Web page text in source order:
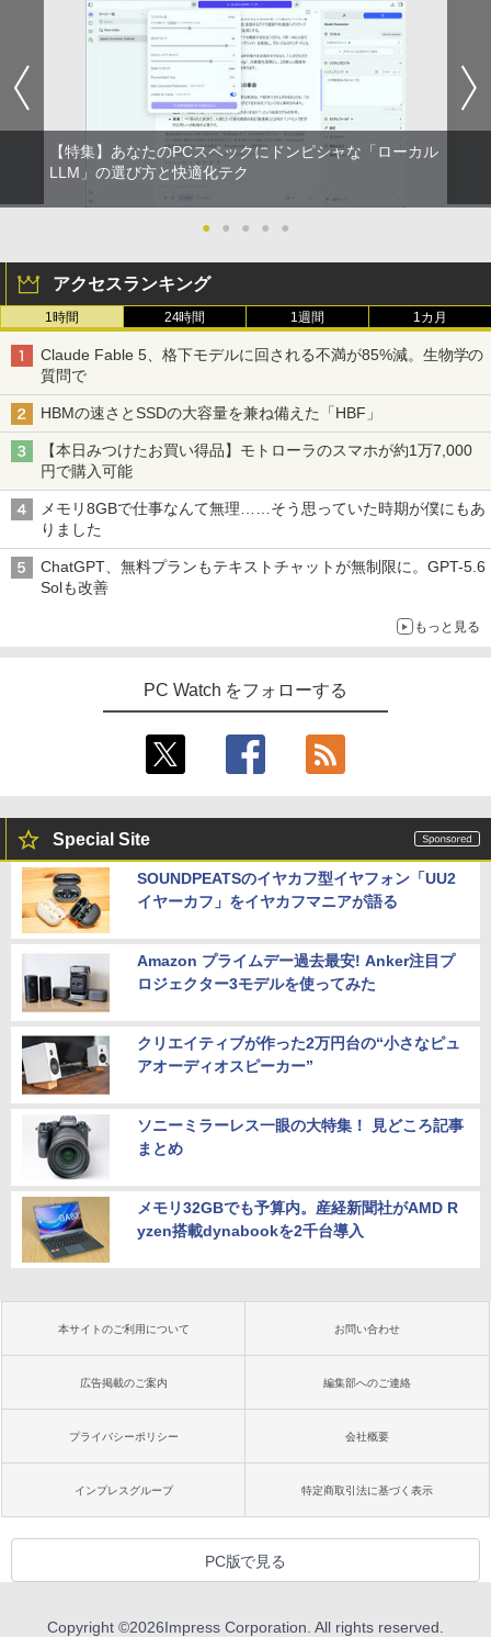
【特集】あなたのPCスペックにドンピシャな「ローカル
LLM」の選び方と快適化テク
● ● ● ● ●
アクセスランキング
1時間 24時間 1週間 1カ月
Claude Fable 5、格下モデルに回される不満が85%減。生物学の
質問で
HBMの速さとSSDの大容量を兼ね備えた「HBF」
【本日みつけたお買い得品】モトローラのスマホが約1万7,000
円で購入可能
メモリ8GBで仕事なんて無理……そう思っていた時期が僕にもあ
りました
ChatGPT、無料プランもテキストチャットが無制限に。GPT-5.6
Solも改善
もっと見る
PC Watch をフォローする
Special Site
SOUNDPEATSのイヤカフ型イヤフォン「UU2
イヤーカフ」をイヤカフマニアが語る
Amazon プライムデー過去最安! Anker注目プ
ロジェクター3モデルを使ってみた
クリエイティブが作った2万円台の“小さなピュ
アオーディオスピーカー”
ソニーミラーレス一眼の大特集！ 見どころ記事
まとめ
メモリ32GBでも予算内。産経新聞社がAMD R
yzen搭載dynabookを2千台導入
本サイトのご利用について お問い合わせ
広告掲載のご案内 編集部へのご連絡
プライバシーポリシー 会社概要
インプレスグループ 特定商取引法に基づく表示
PC版で見る
Copyright ©2026Impress Corporation. All rights reserved.